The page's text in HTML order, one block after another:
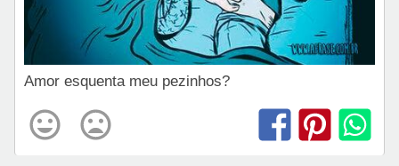
Amor esquenta meu pezinhos?